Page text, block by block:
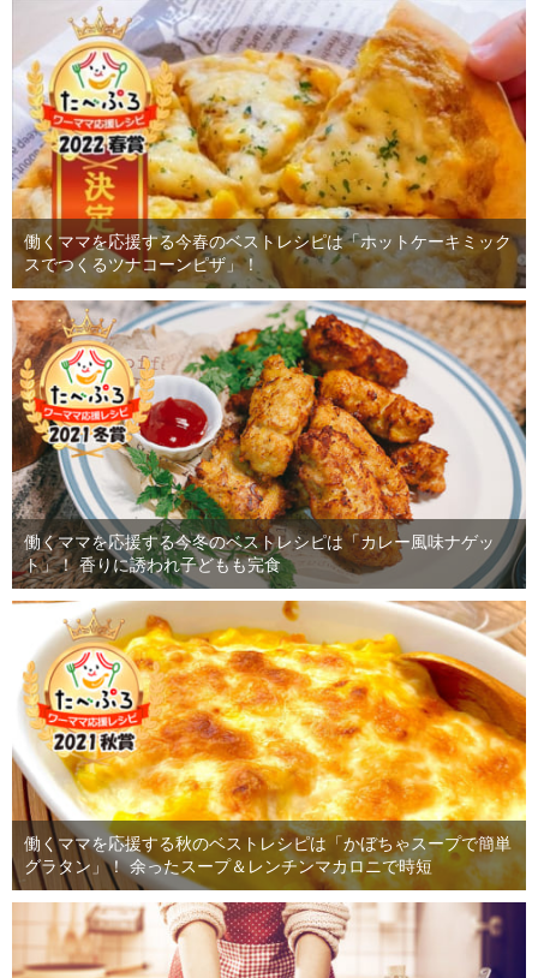
働くママを応援する今春のベストレシピは「ホットケーキミック
スでつくるツナコーンピザ」！
働くママを応援する今冬のベストレシピは「カレー風味ナゲッ
ト」！ 香りに誘われ子どもも完食
働くママを応援する秋のベストレシピは「かぼちゃスープで簡単
グラタン」！ 余ったスープ＆レンチンマカロニで時短